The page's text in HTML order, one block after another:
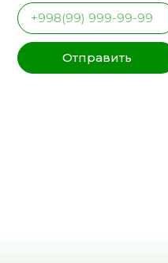
Отправить